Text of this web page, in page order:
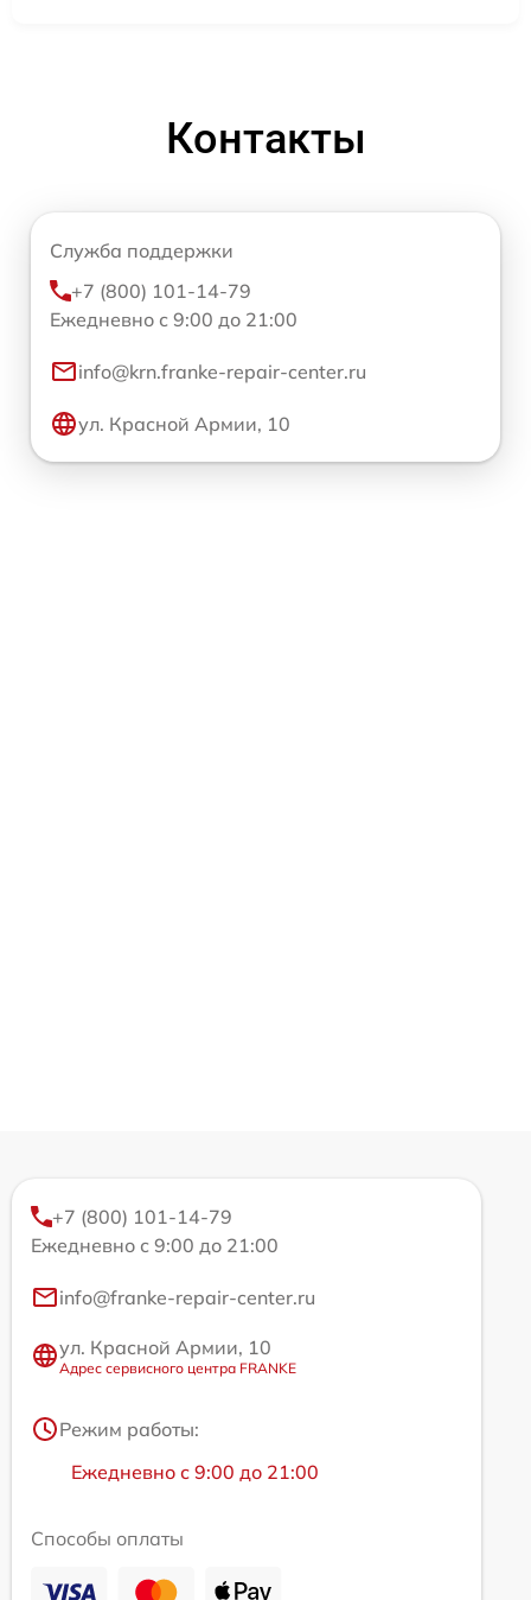
Контакты
Служба поддержки
+7 (800) 101-14-79
Ежедневно с 9:00 до 21:00
info@krn.franke-repair-center.ru
ул. Красной Армии, 10
+7 (800) 101-14-79
Ежедневно с 9:00 до 21:00
info@franke-repair-center.ru
ул. Красной Армии, 10
Адрес сервисного центра FRANKE
Режим работы:
Ежедневно с 9:00 до 21:00
Способы оплаты